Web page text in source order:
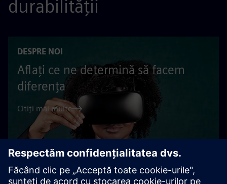
durabilității
DESPRE NOI
Aflați ce ne determină să facem
diferența
Citiți mai multe